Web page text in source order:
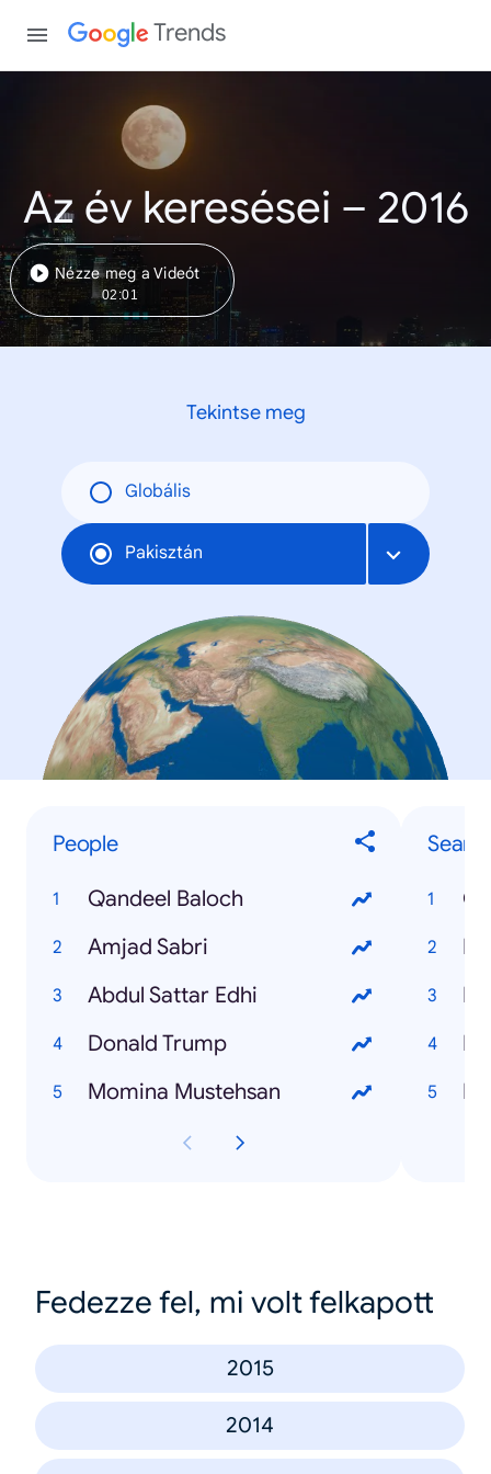
Trends
Az év keresései – 2016
Nézze meg a Videót
02:01
Tekintse meg
Globális
Pakisztán
People
Qandeel Baloch
Amjad Sabri
Abdul Sattar Edhi
Donald Trump
Momina Mustehsan
Fedezze fel, mi volt felkapott
2015
2014